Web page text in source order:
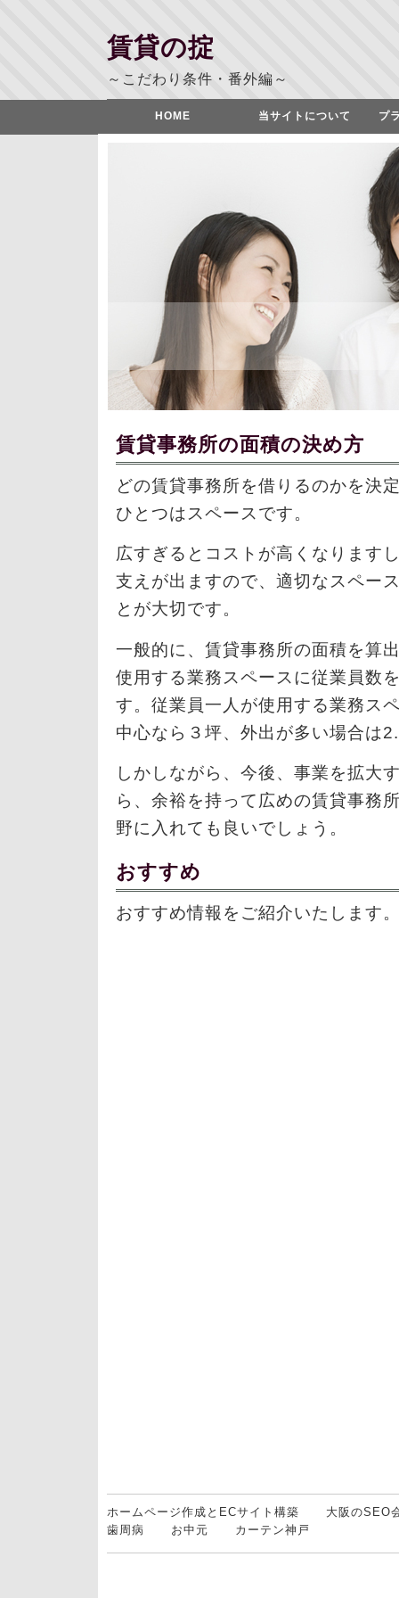
賃貸の掟
～こだわり条件・番外編～
HOME 当サイトについて プ
賃貸事務所の面積の決め方
どの賃貸事務所を借りるのかを決
ひとつはスペースです。
広すぎるとコストが高くなります
支えが出ますので、適切なスペー
とが大切です。
一般的に、賃貸事務所の面積を算
使用する業務スペースに従業員数
す。従業員一人が使用する業務ス
中心なら３坪、外出が多い場合は
しかしながら、今後、事業を拡大
ら、余裕を持って広めの賃貸事務
野に入れても良いでしょう。
おすすめ
おすすめ情報をご紹介いたします
ホームページ作成とECサイト構築
大阪のSEO
歯周病
お中元 カーテン神戸